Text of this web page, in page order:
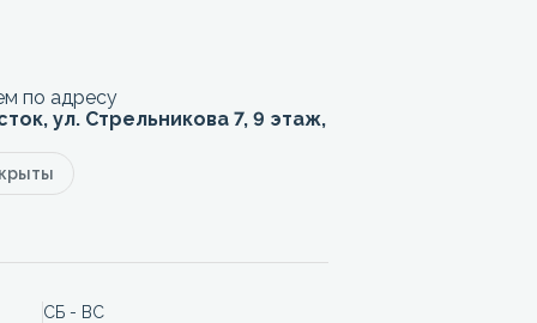
по адресу
ул. Стрельникова 7, 9 этаж,
СБ - ВС